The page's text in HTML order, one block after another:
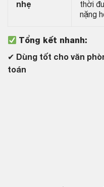
nhẹ
thời
nặng
Tổng kết nhanh:
✔
Dùng tốt cho văn
toán